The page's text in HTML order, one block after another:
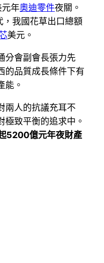
年奧迪零件夜關。
，我國花草出口總額
美元。
分會副會長張力先
的品質成長條件下有
能。
兩人的抗議充耳不
極致平衡的追求中。
5200億元年夜財產